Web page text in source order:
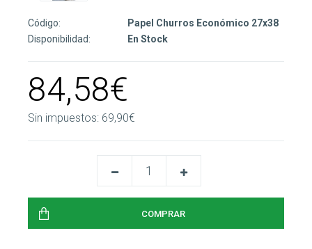
Código:
Papel Churros Económico 27x38
Disponibilidad:
En Stock
84,58€
Sin impuestos: 69,90€